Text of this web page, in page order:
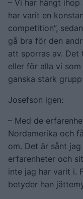
– Vi har hängt ihop
har varit en
competition”,
gå bra för den
att sporras av.
eller för alla vi
ganska stark grupp
Josefson igen:
– Med de
Nordamerika och
om. Det är sånt
erfarenheter och
inte jag har varit i.
betyder han